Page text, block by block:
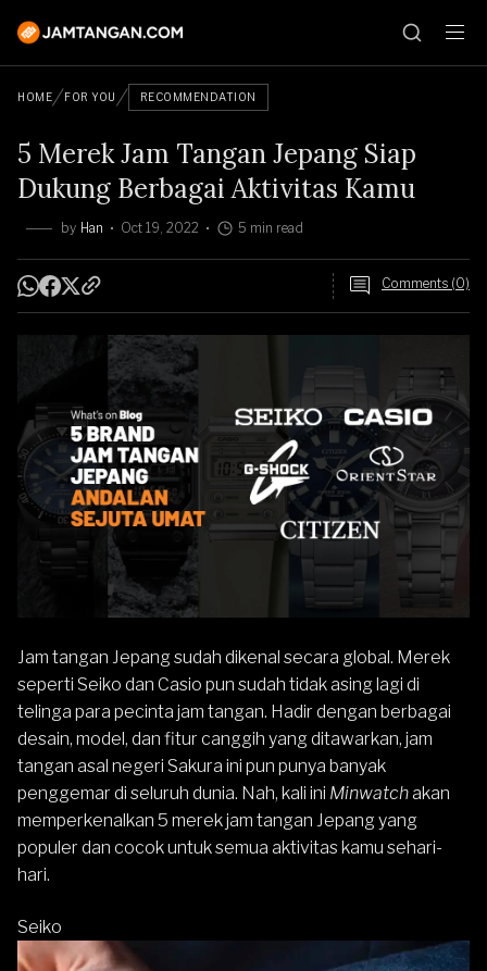
HOME FOR YOU RECOMMENDATION
5 Merek Jam Tangan Jepang Siap
Dukung Berbagai Aktivitas Kamu
by Han Oct 19, 2022 5 min read
Comments (0)
Jam tangan Jepang sudah dikenal secara global. Merek
seperti Seiko dan Casio pun sudah tidak asing lagi di
telinga para pecinta jam tangan. Hadir dengan berbagai
desain, model, dan fitur canggih yang ditawarkan, jam
tangan asal negeri Sakura ini pun punya banyak
penggemar di seluruh dunia. Nah, kali ini Minwatchakan
memperkenalkan 5 merek jam tangan Jepang yang
populer dan cocok untuk semua aktivitas kamu sehari-
hari.
Seiko